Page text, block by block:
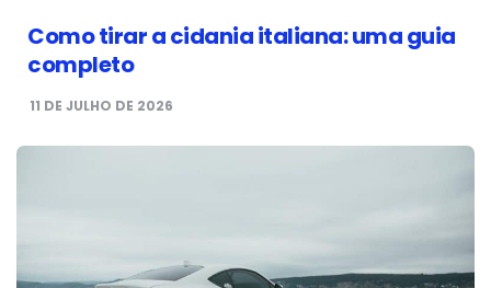
Como tirar a cidania italiana: uma guia
completo
11 DE JULHO DE 2026